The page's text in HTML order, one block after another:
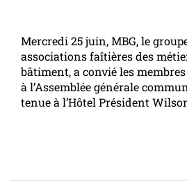
Mercredi 25 juin, MBG, le
associations faîtières des
bâtiment, a convié les
à l’Assemblée générale
tenue à l’Hôtel Président